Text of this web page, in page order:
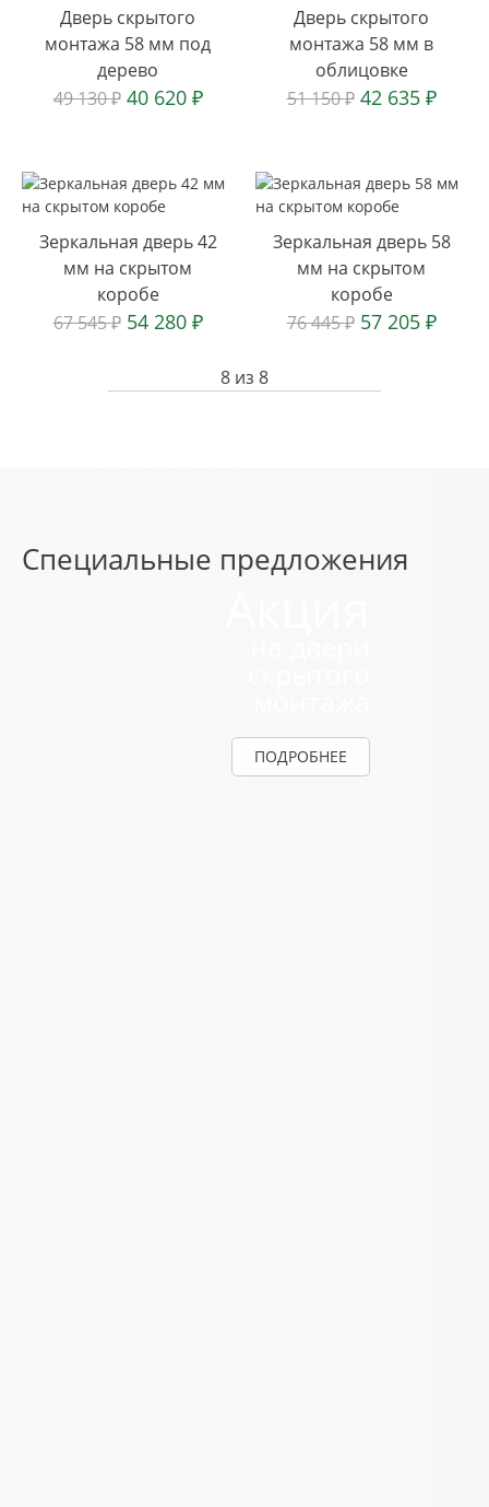
Дверь скрытого
монтажа 58 мм под
дерево
49 130₽ 40 620 ₽
Дверь скрытого
монтажа 58 мм в
облицовке
51 150₽ 42 635 ₽
Зеркальная дверь 42
мм на скрытом
коробе
67 545₽ 54 280 ₽
Зеркальная дверь 58
мм на скрытом
коробе
76 445₽ 57 205 ₽
8 из 8
Специальные предложения
ПОДРОБНЕЕ